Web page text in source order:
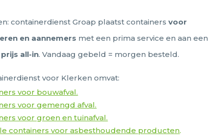
containerdienst Groap plaatst containersvoor
en aannemers met een prima service en aan een
prijs all-in. Vandaag gebeld = morgen besteld.
voor Klerken omvat:
voor bouwafval.
voor gemengd afval.
voor groen en tuinafval.
containers voor asbesthoudende producten.